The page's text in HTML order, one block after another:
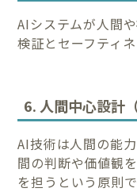
AIシステムが人間
検証とセーフティ
6. 人間中心設計
AI技術は人間の能
間の判断や価値観
を担うという原則で